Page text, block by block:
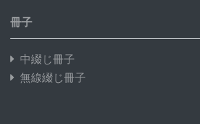
冊子
中綴じ冊子
無線綴じ冊子